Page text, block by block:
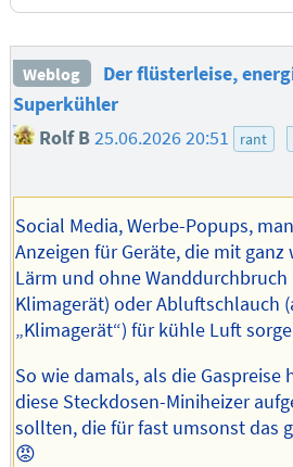
Weblog
Der flüsterleise,
Superkühler
Rolf B 25.06.2026 20:51 rant
Social Media, Werbe-Popups,
Anzeigen für Geräte, die mit
Lärm und ohne Wanddurchbruch
Klimagerät) oder Abluftschlauch
„Klimagerät“) für kühle Luft
So wie damals, als die Gaspreise
diese Steckdosen-Miniheizer
sollten, die für fast umsonst das
😡